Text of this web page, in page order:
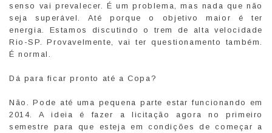
senso vai prevalecer. É um problema, mas nada que não
seja superável. Até porque o objetivo maior é ter
energia. Estamos discutindo o trem de alta velocidade
Rio-SP. Provavelmente, vai ter questionamento também.
É normal.
Dá para ficar pronto até a Copa?
Não. Pode até uma pequena parte estar funcionando em
2014. A ideia é fazer a licitação agora no primeiro
semestre para que esteja em condições de começar a